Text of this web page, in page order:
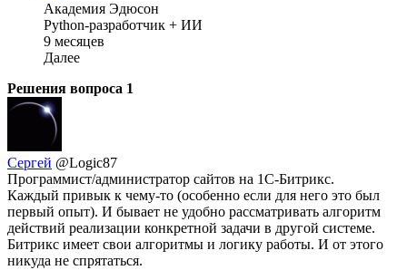
Академия Эдюсон
Python-разработчик + ИИ
9 месяцев
Далее
Решения вопроса 1
Сергей @Logic87
Программист/администратор сайтов на 1С-Битрикс.
Каждый привык к чему-то (особенно если для него это был
первый опыт). И бывает не удобно рассматривать алгоритм
действий реализации конкретной задачи в другой системе.
Битрикс имеет свои алгоритмы и логику работы. И от этого
никуда не спрятаться.